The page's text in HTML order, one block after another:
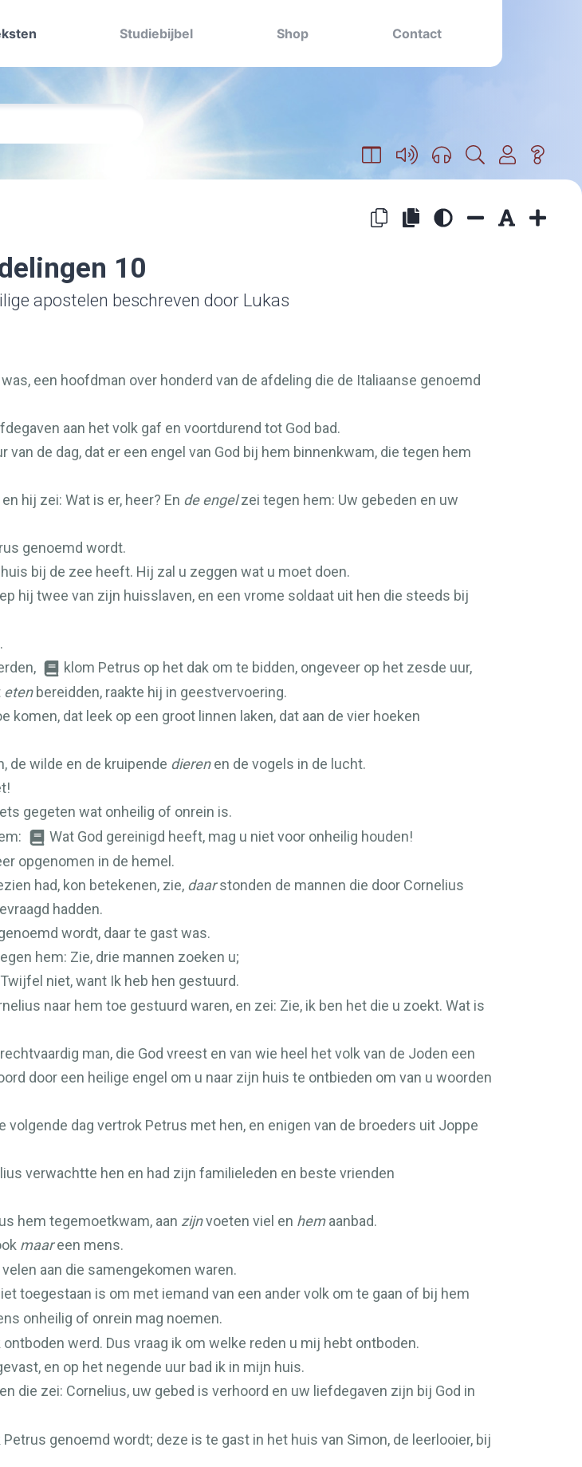
Studiebijbel Shop Contact
10
apostelen beschreven door Lukas
een hoofdman over honderd van de afdeling die de Italiaanse genoemd
aan het volk gaf en voortdurend tot God bad.
de dag, dat er een engel van God bij hem binnenkwam, die tegen hem
hij zei: Wat is er, heer? En de engelzei tegen hem: Uw gebeden en uw
genoemd wordt.
bij de zee heeft. Hij zal u zeggen wat u moet doen.
hij twee van zijn huisslaven, en een vrome soldaat uit hen die steeds bij
klom Petrus op het dak om te bidden, ongeveer op het zesde uur,
etenbereidden, raakte hij in geestvervoering.
dat leek op een groot linnen laken, dat aan de vier hoeken
de wilde en de kruipende dierenen de vogels in de lucht.
gegeten wat onheilig of onrein is.
Wat God gereinigd heeft, mag u niet voor onheilig houden!
opgenomen in de hemel.
had, kon betekenen, zie, daarstonden de mannen die door Cornelius
hadden.
wordt, daar te gast was.
hem: Zie, drie mannen zoeken u;
niet, want Ik heb hen gestuurd.
naar hem toe gestuurd waren, en zei: Zie, ik ben het die u zoekt. Wat is
man, die God vreest en van wie heel het volk van de Joden een
door een heilige engel om u naar zijn huis te ontbieden om van u woorden
volgende dag vertrok Petrus met hen, en enigen van de broeders uit Joppe
verwachtte hen en had zijn familieleden en beste vrienden
hem tegemoetkwam, aan zijnvoeten viel en hemaanbad.
maareen mens.
aan die samengekomen waren.
toegestaan is om met iemand van een ander volk om te gaan of bij hem
onheilig of onrein mag noemen.
werd. Dus vraag ik om welke reden u mij hebt ontboden.
en op het negende uur bad ik in mijn huis.
die zei: Cornelius, uw gebed is verhoord en uw liefdegaven zijn bij God in
genoemd wordt; deze is te gast in het huis van Simon, de leerlooier, bij